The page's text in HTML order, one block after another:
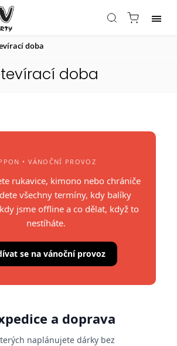
doba
doba
• VÁNOČNÍ PROVOZ
rukavice, kimono nebo chrániče
všechny termíny, kdy balíky
jsme offline a co dělat, když to
nestíháte.
se na vánoční provoz
a doprava
naplánujete dárky bez